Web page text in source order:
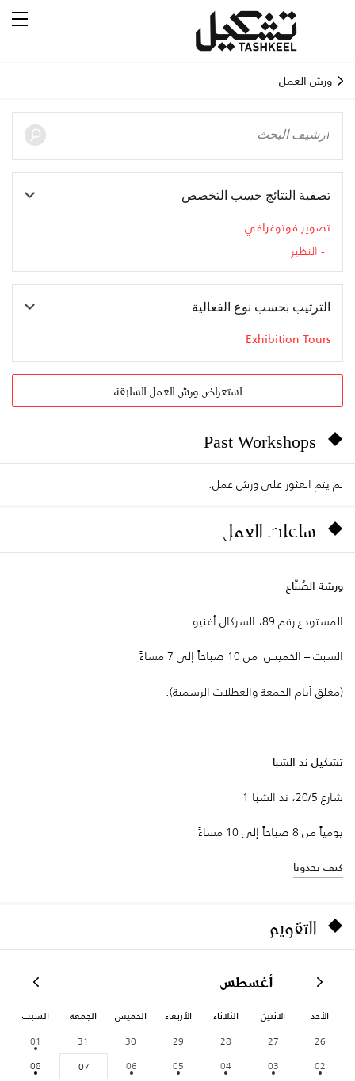
ورش العمل
تصفية النتائج حسب التخصص
تصوير فوتوغرافي
النظير
الترتيب بحسب نوع الفعالية
Exhibition Tours
استعراض ورش العمل السابقة
Past Workshops
لم يتم العثور على ورش عمل.
ساعات العمل
ورشة الصُنّاع
المستودع رقم 89، السركال أفنيو
السبت – الخميس من 10 صباحاً إلى 7 مساءً
(مغلق أيام الجمعة والعطلات الرسمية).
تشكيل ند الشبا
شارع 20/5، ند الشبا 1
يومياً من 8 صباحاً إلى 10 مساءً
كيف تجدونا
التقويم
أغسطس
الأحد الاثنين الثلاثاء الأربعاء الخميس الجمعة السبت
26
27
28
29
30
31
01
02
03
04
05
06
07
08